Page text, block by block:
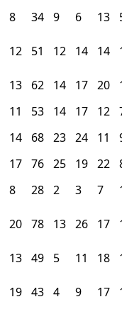
8 34 9 6 13
12 51 12 14 14
13 62 14 17 20
11 53 14 17 12
14 68 23 24 11
17 76 25 19 22
8 28 2 3 7
20 78 13 26 17
13 49 5 11 18
19 43 4 9 17